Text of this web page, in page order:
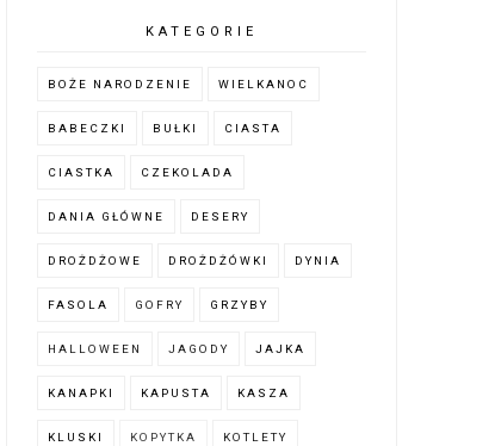
KATEGORIE
BOŻE NARODZENIE WIELKANOC
BABECZKI BUŁKI CIASTA
CIASTKA CZEKOLADA
DANIA GŁÓWNE DESERY
DROŻDŻOWE DROŻDŻÓWKI DYNIA
FASOLA GOFRY GRZYBY
HALLOWEEN JAGODY JAJKA
KANAPKI KAPUSTA KASZA
KLUSKI KOPYTKA KOTLETY